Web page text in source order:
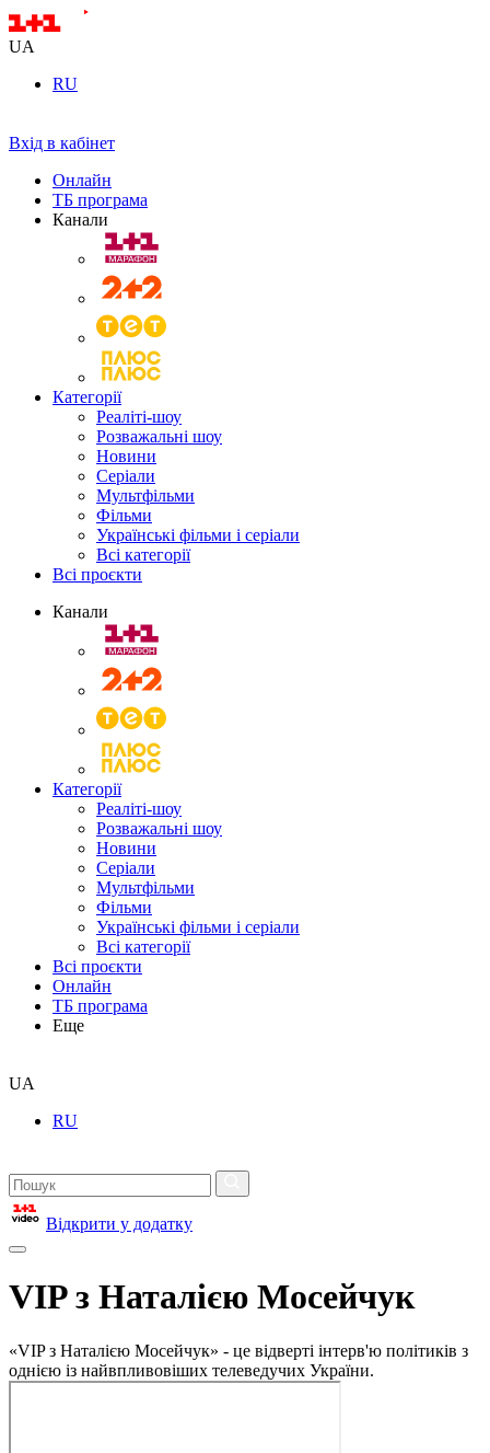
UA
RU
Вхід в кабінет
Онлайн
ТБ програма
Канали
Категорії
Реаліті-шоу
Розважальні шоу
Новини
Серіали
Мультфільми
Фільми
Українські фільми і серіали
Всі категорії
Всі проєкти
Канали
Категорії
Реаліті-шоу
Розважальні шоу
Новини
Серіали
Мультфільми
Фільми
Українські фільми і серіали
Всі категорії
Всі проєкти
Онлайн
ТБ програма
Еще
UA
RU
Відкрити у додатку
VIP з Наталією Мосейчук
«VIP з Наталією Мосейчук» - це відверті інтерв'ю політиків з
однією із найвпливовіших телеведучих України.